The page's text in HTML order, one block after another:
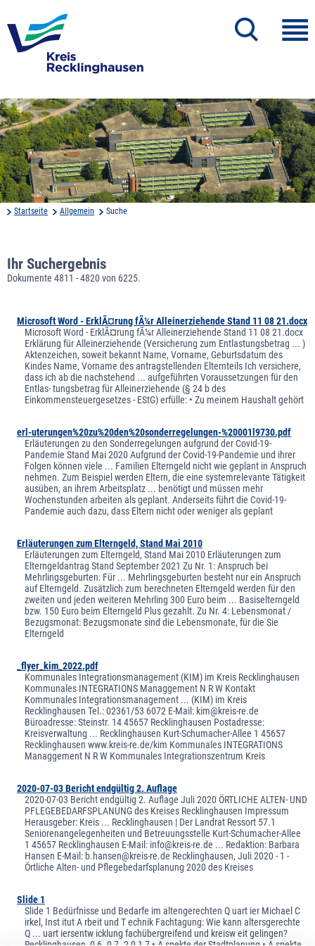
Startseite Allgemein Suche
Ihr Suchergebnis
Dokumente 4811 - 4820 von 6225.
Microsoft Word - ErklÃ¤rung fÃ¼r Alleinerziehende Stand 11 08 21.docx
Microsoft Word - ErklÃ¤rung fÃ¼r Alleinerziehende Stand 11 08 21.docx
Erklärung für Alleinerziehende (Versicherung zum Entlastungsbetrag ... )
Aktenzeichen, soweit bekannt Name, Vorname, Geburtsdatum des
Kindes Name, Vorname des antragstellenden Elternteils Ich versichere,
dass ich ab die nachstehend ... aufgeführten Voraussetzungen für den
Entlas- tungsbetrag für Alleinerziehende (§ 24 b des
Einkommensteuergesetzes - EStG) erfülle: • Zu meinem Haushalt gehört
erl-uterungen%20zu%20den%20sonderregelungen-%20001l9730.pdf
Erläuterungen zu den Sonderregelungen aufgrund der Covid-19-
Pandemie Stand Mai 2020 Aufgrund der Covid-19-Pandemie und ihrer
Folgen können viele ... Familien Elterngeld nicht wie geplant in Anspruch
nehmen. Zum Beispiel werden Eltern, die eine systemrelevante Tätigkeit
ausüben, an ihrem Arbeitsplatz ... benötigt und müssen mehr
Wochenstunden arbeiten als geplant. Anderseits führt die Covid-19-
Pandemie auch dazu, dass Eltern nicht oder weniger als geplant
Erläuterungen zum Elterngeld, Stand Mai 2010
Erläuterungen zum Elterngeld, Stand Mai 2010 Erläuterungen zum
Elterngeldantrag Stand September 2021 Zu Nr. 1: Anspruch bei
Mehrlingsgeburten: Für ... Mehrlingsgeburten besteht nur ein Anspruch
auf Elterngeld. Zusätzlich zum berechneten Elterngeld werden für den
zweiten und jeden weiteren Mehrling 300 Euro beim ... Basiselterngeld
bzw. 150 Euro beim Elterngeld Plus gezahlt. Zu Nr. 4: Lebensmonat /
Bezugsmonat: Bezugsmonate sind die Lebensmonate, für die Sie
Elterngeld
_flyer_kim_2022.pdf
Kommunales Integrationsmanagement (KIM) im Kreis Recklinghausen
Kommunales INTEGRATIONS Managgement N R W Kontakt
Kommunales Integrationsmanagement ... (KIM) im Kreis
Recklinghausen Tel.: 02361/53 6072 E-Mail: kim@kreis-re.de
Büroadresse: Steinstr. 14 45657 Recklinghausen Postadresse:
Kreisverwaltung ... Recklinghausen Kurt-Schumacher-Allee 1 45657
Recklinghausen www.kreis-re.de/kim Kommunales INTEGRATIONS
Managgement N R W Kommunales Integrationszentrum Kreis
2020-07-03 Bericht endgültig 2. Auflage
2020-07-03 Bericht endgültig 2. Auflage Juli 2020 ÖRTLICHE ALTEN- UND
PFLEGEBEDARFSPLANUNG des Kreises Recklinghausen Impressum
Herausgeber: Kreis ... Recklinghausen | Der Landrat Ressort 57.1
Seniorenangelegenheiten und Betreuungsstelle Kurt-Schumacher-Allee
1 45657 Recklinghausen E-Mail: info@kreis-re.de ... Redaktion: Barbara
Hansen E-Mail: b.hansen@kreis-re.de Recklinghausen, Juli 2020 - 1 -
Örtliche Alten- und Pflegebedarfsplanung 2020 des Kreises
Slide 1
Slide 1 Bedürfnisse und Bedarfe im altengerechten Q uart ier Michael C
irkel, Inst itut A rbeit und T echnik Fachtagung: Wie kann altersgerechte
Q ... uart iersentw icklung fachübergreifend und kreisw eit gelingen?